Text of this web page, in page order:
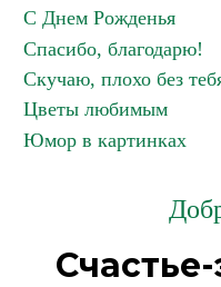
С Днем Рожденья
Спасибо, благодарю!
Скучаю, плохо без
Цветы любимым
Юмор в картинках